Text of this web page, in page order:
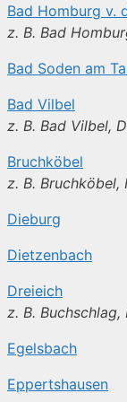
Bad Homburg v.
z. B. Bad
Bad Soden am
Bad Vilbel
z. B. Bad Vilbel,
Bruchköbel
z. B. Bruchköbel,
Dieburg
Dietzenbach
Dreieich
z. B.
Egelsbach
Eppertshausen